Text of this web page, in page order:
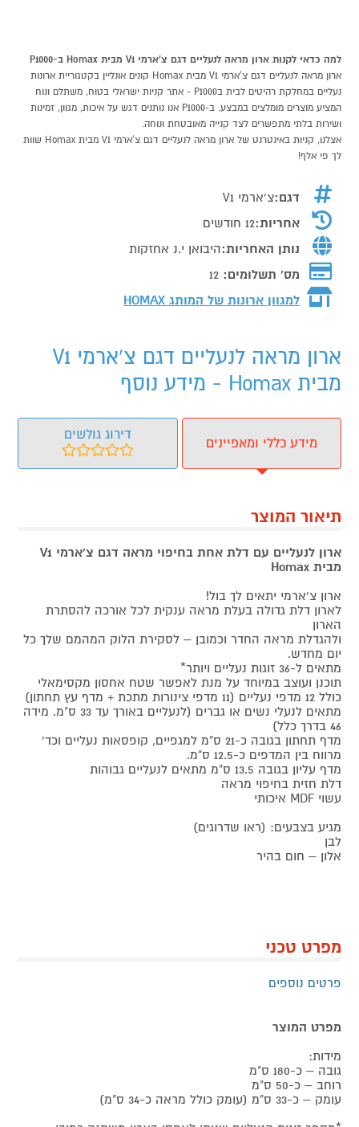
למה כדאי לקנות ארון מראה לנעליים דגם צ'ארמי V1 מבית Homax ב-P1000
ארון מראה לנעליים דגם צ'ארמי V1 מבית Homax קונים אונליין בקטגוריית ארונות
נעליים במחלקת רהיטים לבית בP1000 - אתר קניות ישראלי בטוח, משתלם ונוח
המציע מוצרים מומלצים במבצע. ב-P1000 אנו נותנים דגש על איכות, מגוון, זמינות
ושירות בלתי מתפשרים לצד קנייה מאובטחת ונוחה.
אצלנו, קניות באינטרנט של ארון מראה לנעליים דגם צ'ארמי V1 מבית Homax שוות
לך פי אלף!
דגם:צ'ארמי V1
אחריות:12 חודשים
נותן האחריות:היבואן י.נ אחזקות
מס' תשלומים: 12
למגוון ארונות של המותג HOMAX
ארון מראה לנעליים דגם צ'ארמי V1
מבית Homax - מידע נוסף
מידע כללי ומאפיינים
דירוג גולשים
תיאור המוצר
ארון לנעליים עם דלת אחת בחיפוי מראה דגם צ'ארמי V1
מבית Homax
ארון צ'ארמי יתאים לך בול!
לארון דלת גדולה בעלת מראה ענקית לכל אורכה להסתרת
הארון
ולהגדלת מראה החדר וכמובן – לסקירת הלוק המהמם שלך כל
יום מחדש.
מתאים ל-36 זוגות נעליים ויותר*
תוכנן ועוצב במיוחד על מנת לאפשר שטח אחסון מקסימאלי
כולל 12 מדפי נעליים (11 מדפי צינורות מתכת + מדף עץ תחתון)
מתאים לנעלי נשים או גברים (לנעליים באורך עד 33 ס"מ. מידה
46 בדרך כלל)
מדף תחתון בגובה כ-21 ס"מ למגפיים, קופסאות נעליים וכד'
מרווח בין המדפים כ-12.5 ס"מ.
מדף עליון בגובה 13.5 ס"מ מתאים לנעליים גבוהות
דלת חזית בחיפוי מראה
עשוי MDF איכותי
מגיע בצבעים: (ראו שדרוגים)
לבן
אלון – חום בהיר
מפרט טכני
פרטים נוספים
מפרט המוצר
מידות:
גובה – כ-180 ס"מ
רוחב – כ-50 ס"מ
עומק – כ-33 ס"מ (עומק כולל מראה כ-34 ס"מ)